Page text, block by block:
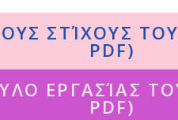
ΣΤΊΧΟΥΣ
PDF)
ΕΡΓΑΣΊΑΣ
PDF)